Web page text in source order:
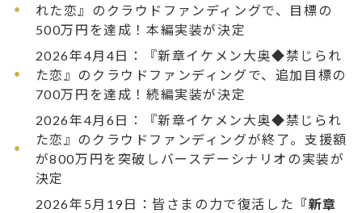
れた恋』のクラウドファンディングで、目標の
500万円を達成！本編実装が決定
2026年4月4日：『新章イケメン大奥◆禁じられ
た恋』のクラウドファンディングで、追加目標の
700万円を達成！続編実装が決定
2026年4月6日：『新章イケメン大奥◆禁じられ
た恋』のクラウドファンディングが終了。支援額
が800万円を突破しバースデーシナリオの実装が
決定
2026年5月19日：皆さまの力で復活した 『新章